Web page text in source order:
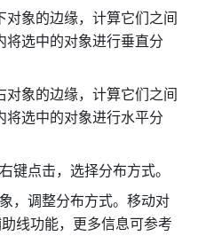
象的边缘，计算它们之间
选中的对象进行垂直分
象的边缘，计算它们之间
选中的对象进行水平分
键点击，选择分布方式。
，调整分布方式。移动对
线功能，更多信息可参考